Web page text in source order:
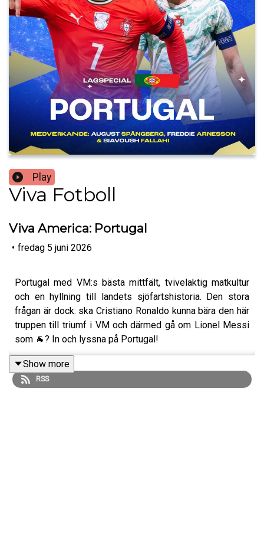
Play
Viva Fotboll
Viva America: Portugal
• fredag 5 juni 2026
Portugal med VM:s bästa mittfält, tvivelaktig matkultur
och en hyllning till landets sjöfartshistoria. Den stora
frågan är dock: ska Cristiano Ronaldo kunna bära den här
truppen till triumf i VM och därmed gå om Lionel Messi
som 🐐? In och lyssna på Portugal!
Medverkande:
Show more
RSS